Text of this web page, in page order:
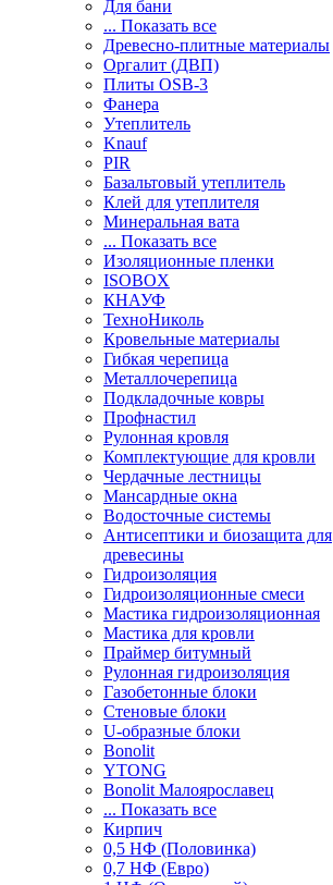
Для бани
... Показать все
Древесно-плитные материалы
Оргалит (ДВП)
Плиты OSB-3
Фанера
Утеплитель
Knauf
PIR
Базальтовый утеплитель
Клей для утеплителя
Минеральная вата
... Показать все
Изоляционные пленки
ISOBOX
КНАУФ
ТехноНиколь
Кровельные материалы
Гибкая черепица
Металлочерепица
Подкладочные ковры
Профнастил
Рулонная кровля
Комплектующие для кровли
Чердачные лестницы
Мансардные окна
Водосточные системы
Антисептики и биозащита для
древесины
Гидроизоляция
Гидроизоляционные смеси
Мастика гидроизоляционная
Мастика для кровли
Праймер битумный
Рулонная гидроизоляция
Газобетонные блоки
Стеновые блоки
U-образные блоки
Bonolit
YTONG
Bonolit Малоярославец
... Показать все
Кирпич
0,5 НФ (Половинка)
0,7 НФ (Евро)